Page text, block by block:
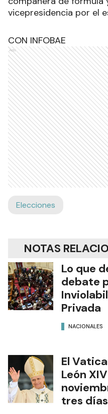
El libertario Javier
vuelta electoral bajo la
13 de agosto, se
presidencial más
generales quedó en
Además de Milei, en la
aparece la imagen de
compañera de fórmula
vicepresidencia por el
CON INFOBAE
Elecciones
NOTAS